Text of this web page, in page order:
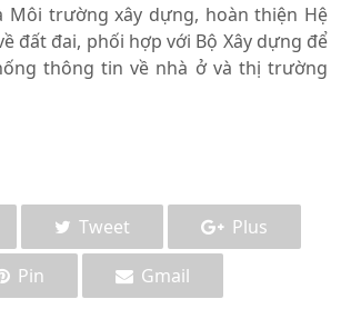
Môi trường xây dựng, hoàn thiện Hệ
đất đai, phối hợp với Bộ Xây dựng để
thông tin về nhà ở và thị trường
Tweet
Plus
Pin
Gmail